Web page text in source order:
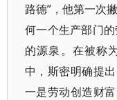
路德”，他第一次
何一个生产部门
的源泉。在被称
中，斯密明确提
一是劳动创造财